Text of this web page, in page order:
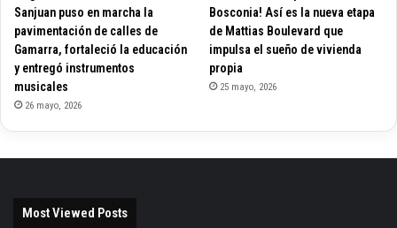
Sanjuan puso en marcha la
pavimentación de calles de
Gamarra, fortaleció la educación
y entregó instrumentos
musicales
26 mayo, 2026
Bosconia! Así es la nueva etapa
de Mattias Boulevard que
impulsa el sueño de vivienda
propia
25 mayo, 2026
Most Viewed Posts